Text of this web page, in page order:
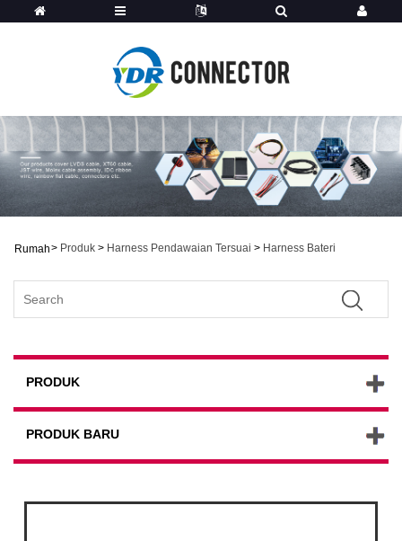
Rumah> Produk > Harness Pendawaian Tersuai > Harness Bateri
PRODUK
PRODUK BARU